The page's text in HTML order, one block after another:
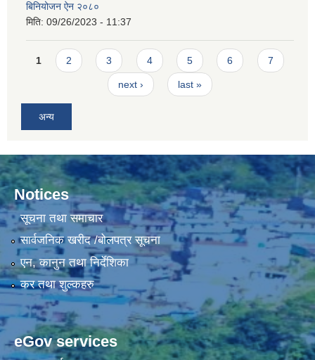
बिनियोजन ऐन २०८०
मिति: 09/26/2023 - 11:37
Pages
1 2 3 4 5 6 7
next › last »
अन्य
Notices
सूचना तथा समाचार
सार्वजनिक खरीद /बोलपत्र सूचना
एन, कानुन तथा निर्देशिका
कर तथा शुल्कहरु
eGov services